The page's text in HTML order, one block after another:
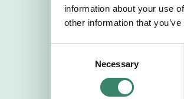
information about your use
other information that
Necessary